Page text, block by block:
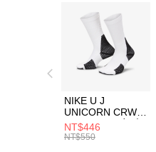
NIKE U J
UNICORN CRW
1PR -160 男女 中
統襪 FZ3393100
NT$446
NT$550